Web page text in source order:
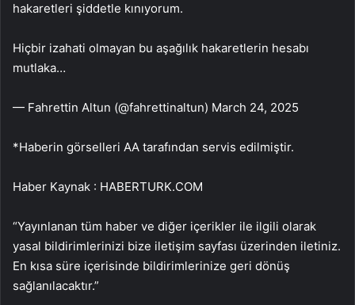
hakaretleri şiddetle kınıyorum.
Hiçbir izahati olmayan bu aşağılık hakaretlerin hesabı
mutlaka…
— Fahrettin Altun (@fahrettinaltun) March 24, 2025
*Haberin görselleri AA tarafından servis edilmiştir.
Haber Kaynak : HABERTURK.COM
“Yayınlanan tüm haber ve diğer içerikler ile ilgili olarak
yasal bildirimlerinizi bize iletişim sayfası üzerinden iletiniz.
En kısa süre içerisinde bildirimlerinize geri dönüş
sağlanılacaktır.”